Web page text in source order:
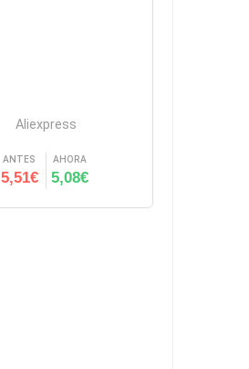
Aliexpress
ANTES
5,51€
AHORA
5,08€